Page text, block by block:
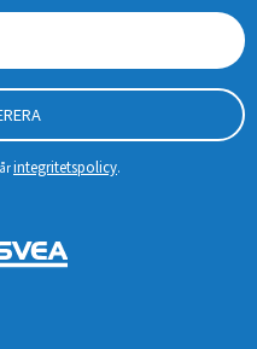
integritetspolicy.